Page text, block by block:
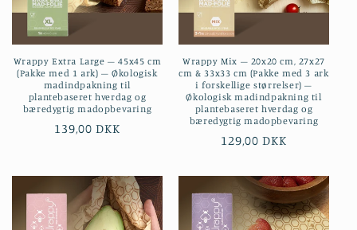
t
i
o
n
Wrappy Extra Large – 45x45 cm
(Pakke med 1 ark) – Økologisk
madindpakning til
plantebaseret hverdag og
bæredygtig madopbevaring
Normalpris
139,00 DKK
Wrappy Mix – 20x20 cm, 27x27
cm & 33x33 cm (Pakke med 3 ark
i forskellige størrelser) –
Økologisk madindpakning til
plantebaseret hverdag og
bæredygtig madopbevaring
Normalpris
129,00 DKK